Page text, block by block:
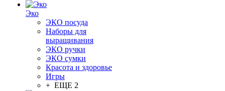
Эко
ЭКО посуда
Наборы для
выращивания
ЭКО ручки
ЭКО сумки
Красота и здоровье
Игры
+ ЕЩЕ 2